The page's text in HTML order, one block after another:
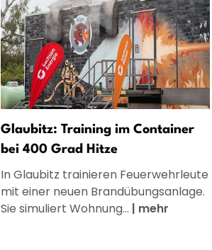
Glaubitz: Training im Container
bei 400 Grad Hitze
In Glaubitz trainieren Feuerwehrleute
mit einer neuen Brandübungsanlage.
Sie simuliert Wohnung... | mehr